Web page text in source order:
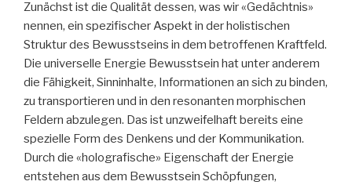
Zunächst ist die Qualität dessen, was wir «Gedächtnis»
nennen, ein spezifischer Aspekt in der holistischen
Struktur des Bewusstseins in dem betroffenen Kraftfeld.
Die universelle Energie Bewusstsein hat unter anderem
die Fähigkeit, Sinninhalte, Informationen an sich zu binden,
zu transportieren und in den resonanten morphischen
Feldern abzulegen. Das ist unzweifelhaft bereits eine
spezielle Form des Denkens und der Kommunikation.
Durch die «holografische» Eigenschaft der Energie
entstehen aus dem Bewusstsein Schöpfungen,